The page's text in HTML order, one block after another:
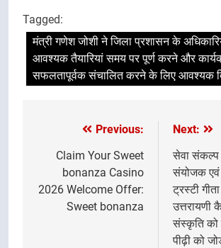
Tagged:
मंत्री गणेश जोशी ने जिला प्रशासन के
आवश्यक तैयारियां समय पर पूर्ण करने और
सफलतापूर्वक संचालित करने के लिए आवश्यक
navigation
Previous:
Claim Your Sweet
bonanza Casino
2026 Welcome Offer:
Sweet bonanza
Next:
सेवा
संयोजक
ट्रस्टी
उत्तरायणी
संस्कृति
पीढ़ी को